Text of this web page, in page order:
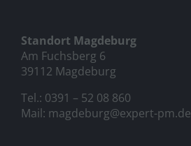
Standort Magdeburg
Am Fuchsberg 6
39112 Magdeburg
Tel.: 0391 – 52 08 860
Mail: magdeburg@expert-pm.de